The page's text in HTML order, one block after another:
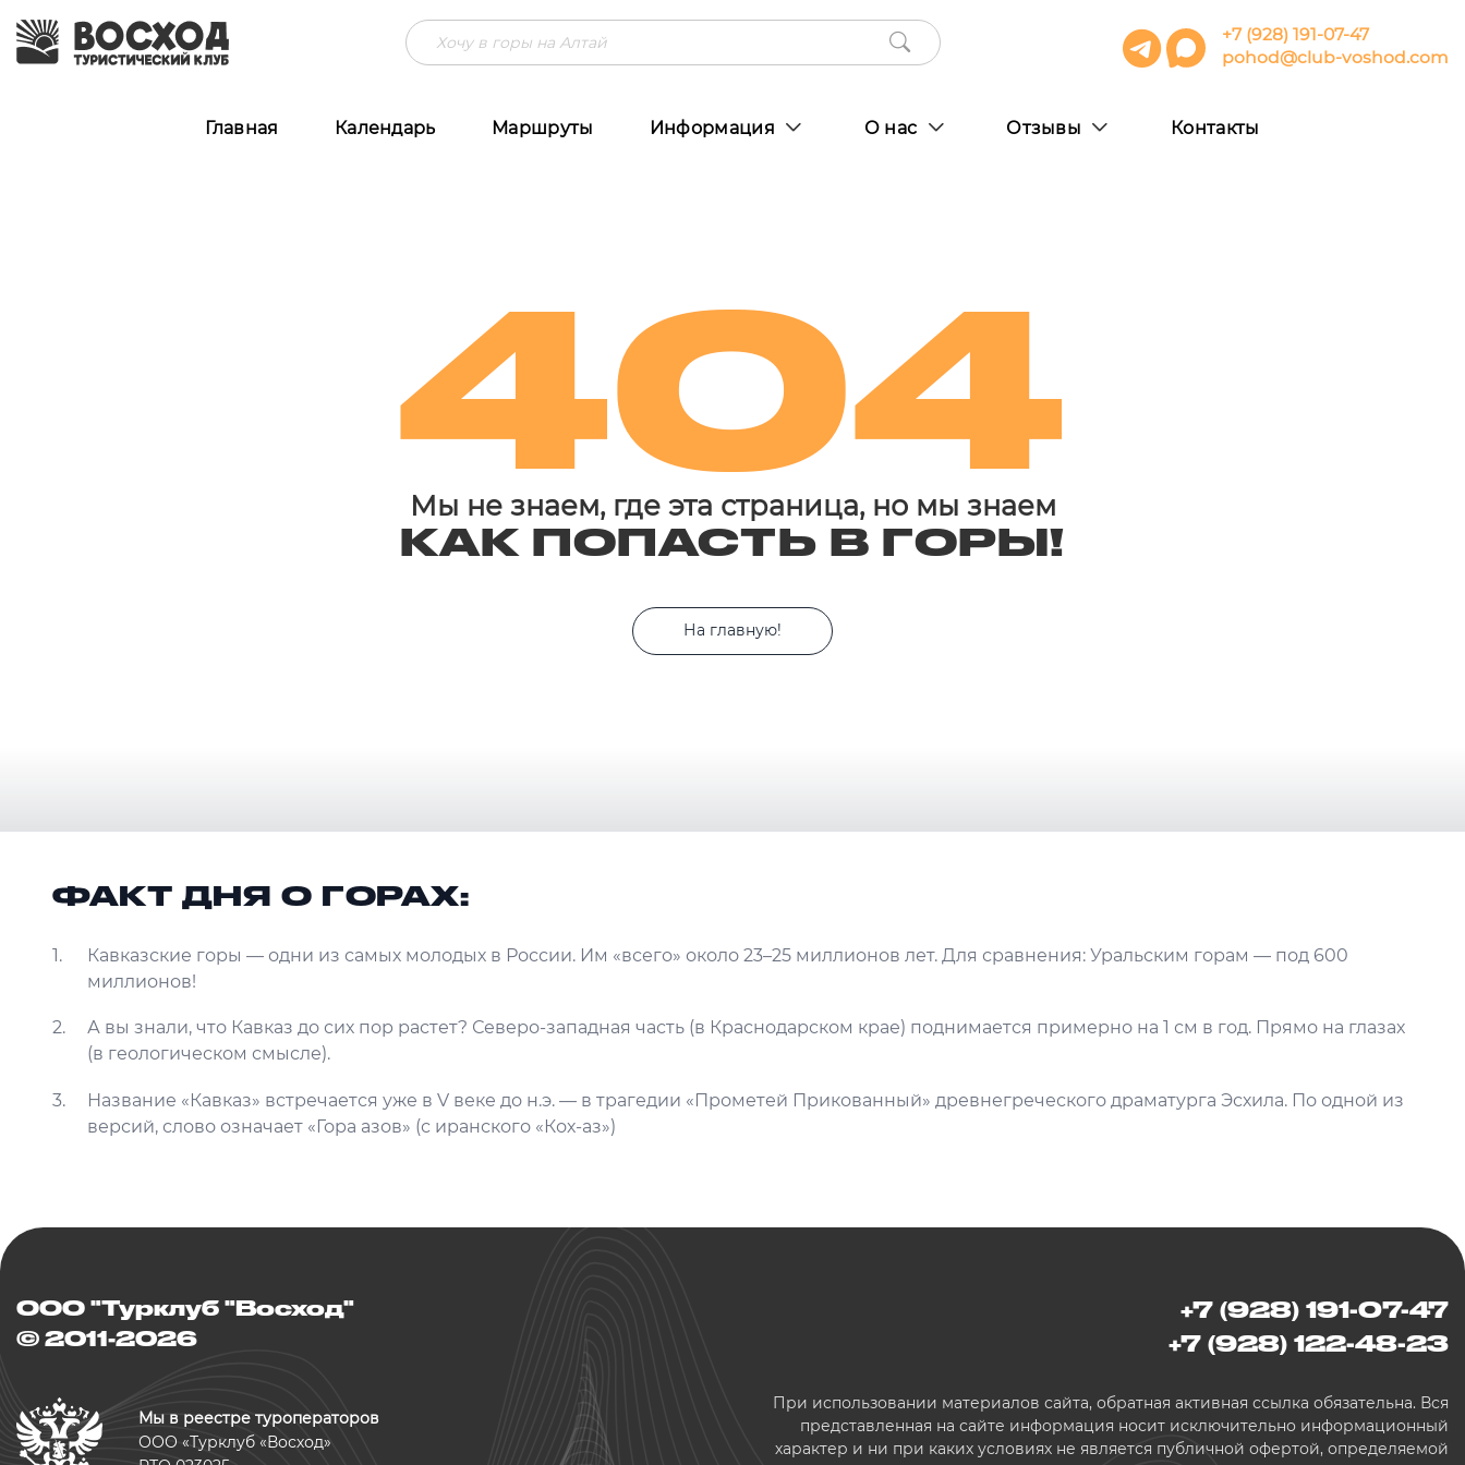
+7 (928) 191-07-47
pohod@club-voshod.com
Главная Календарь Маршруты Информация О нас Отзывы Контакты
404
Мы не знаем, где эта страница, но мы знаем
КАК ПОПАСТЬ В ГОРЫ!
На главную!
ФАКТ ДНЯ О ГОРАХ:
Кавказские горы — одни из самых молодых в России. Им «всего» около 23–25 миллионов лет. Для сравнения: Уральским горам — под 600
миллионов!
А вы знали, что Кавказ до сих пор растет? Северо-западная часть (в Краснодарском крае) поднимается примерно на 1 см в год. Прямо на глазах
(в геологическом смысле).
Название «Кавказ» встречается уже в V веке до н.э. — в трагедии «Прометей Прикованный» древнегреческого драматурга Эсхила. По одной из
версий, слово означает «Гора азов» (с иранского «Кох-аз»)
ООО "Турклуб "Восход"
© 2011-2026
Мы в реестре туроператоров
ООО «Турклуб «Восход»
+7 (928) 191-07-47
+7 (928) 122-48-23
При использовании материалов сайта, обратная активная ссылка обязательна. Вся
представленная на сайте информация носит исключительно информационный
характер и ни при каких условиях не является публичной офертой, определяемой